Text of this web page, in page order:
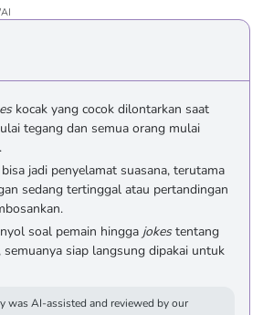
kocak yang cocok dilontarkan saat
tegang dan semua orang mulai
jadi penyelamat suasana, terutama
sedang tertinggal atau pertandingan
soal pemain hingga jokestentang
siap langsung dipakai untuk
was AI-assisted and reviewed by our